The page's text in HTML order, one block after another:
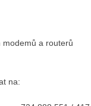
modemů a routerů
na: